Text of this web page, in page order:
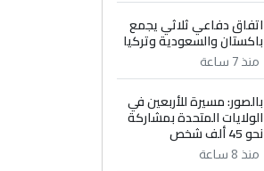
اتفاق دفاعي ثلاثي يجمع
باكستان والسعودية وتركيا
منذ 7 ساعة
بالصور: مسيرة للأربعين في
الولايات المتحدة بمشاركة
نحو 45 ألف شخص
منذ 8 ساعة